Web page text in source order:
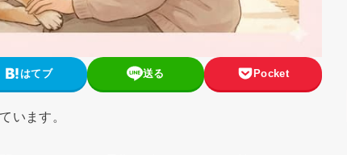
はてブ 送る Pocket
います。